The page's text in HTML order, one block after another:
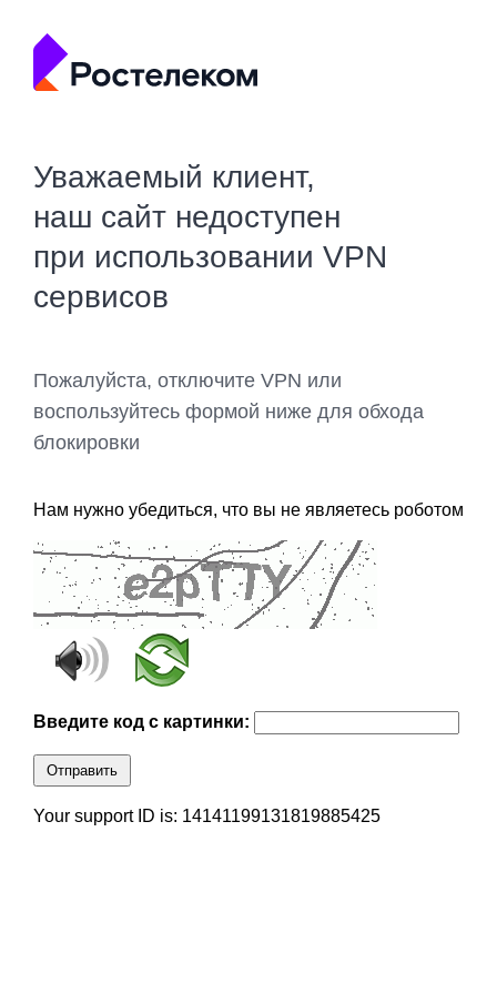
Уважаемый клиент,
наш сайт недоступен
при использовании VPN
сервисов
Пожалуйста, отключите VPN или
воспользуйтесь формой ниже для обхода
блокировки
Нам нужно убедиться, что вы не являетесь роботом
Введите код с картинки:
Отправить
Your support ID is: 14141199131819885425